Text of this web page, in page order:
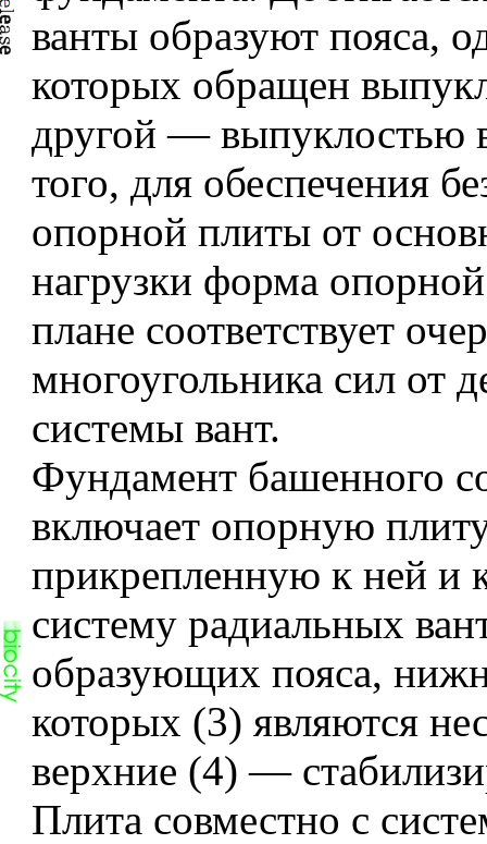
ванты образуют пояса,
которых обращен
другой — выпуклостью
того, для обеспечения
опорной плиты от
нагрузки форма
плане соответствует
многоугольника сил от
системы вант.
Фундамент башенного
включает опорную
прикрепленную к ней и
систему радиальных
образующих пояса,
которых (3) являются
верхние (4) —
Плита совместно с